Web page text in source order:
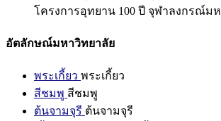
โครงการอุทยาน 100 ปี จุฬาลงกรณ์ม
อัตลักษณ์มหาวิทยาลัย
พระเกี้ยว พระเกี้ยว
สีชมพู สีชมพู
ต้นจามจุรี ต้นจามจุรี